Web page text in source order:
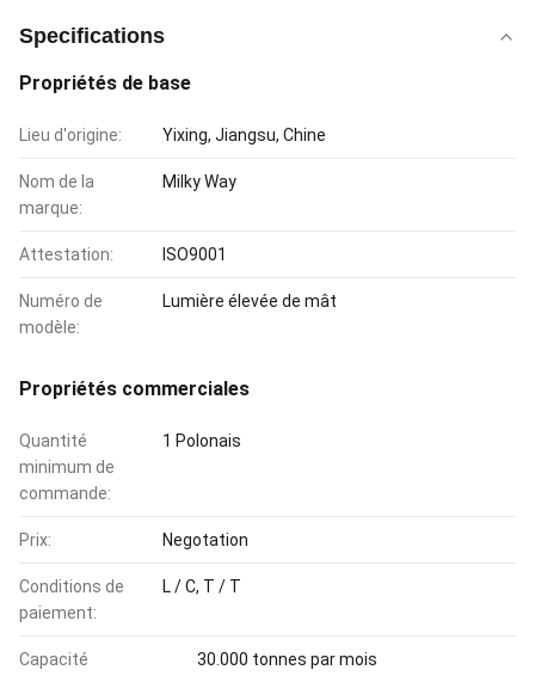
Specifications
Propriétés de base
Lieu d'origine: Yixing, Jiangsu, Chine
Nom de la
marque:
Milky Way
Attestation: ISO9001
Numéro de
modèle:
Lumière élevée de mât
Propriétés commerciales
Quantité
minimum de
commande:
1 Polonais
Prix: Negotation
Conditions de
paiement:
L / C, T / T
Capacité
30.000 tonnes par mois